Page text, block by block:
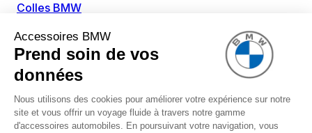
Colles BMW
Détachants BMW
Disolvants BMW
Lubrifiants BMW
Nettoyant extérieur BMW
Pièces détachées BMW